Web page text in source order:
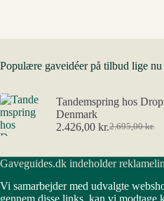
Populære gaveidéer på tilbud lige nu
Tandemspring hos
Denmark
2.695,00kr.
Den
pris
var:
2.695,00 kr..
2.426,00 kr.Den
pris
er:
2.426,00 kr..
Gaveguides.dk indeholder
Vi samarbejder med udvalgte